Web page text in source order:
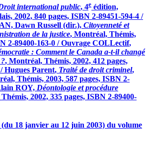
international public, 4e édition,
2002, 840 pages, ISBN 2-89451-594-4 /
Dawn Russell (dir.), Citoyenneté et
de la justice, Montréal, Thémis,
2-89400-163-0 /Ouvrage COLLectif,
: Comment le Canada a-t-il changé
, Montréal, Thémis, 2002, 412 pages,
Hugues Parent, Traité de droit criminel,
Thémis, 2003, 587 pages, ISBN 2-
ROY, Déontologie et procédure
2002, 335 pages, ISBN 2-89400-
(du 18 janvier au 12 juin 2003) du volume